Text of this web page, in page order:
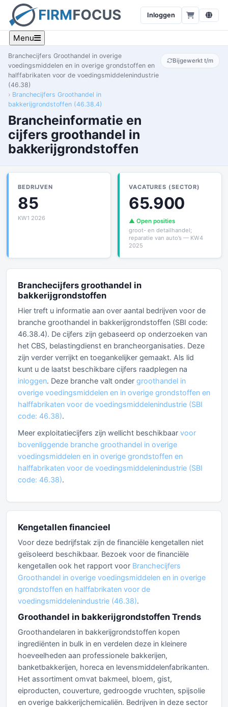
Inloggen
Menu
Branchecijfers Groothandel in overige
voedingsmiddelen en in overige grondstoffen en
halffabrikaten voor de voedingsmiddelenindustrie
(46.38)
Branchecijfers Groothandel in
bakkerijgrondstoffen (46.38.4)
Brancheinformatie en
cijfers groothandel in
bakkerijgrondstoffen
Bijgewerkt t/m
BEDRIJVEN
85
KW1 2026
VACATURES (SECTOR)
65.900
▲ Open posities
groot- en detailhandel;
reparatie van auto’s — KW4
2025
Branchecijfers groothandel in
bakkerijgrondstoffen
Hier treft u informatie aan over aantal bedrijven voor de
branche groothandel in bakkerijgrondstoffen (SBI code:
46.38.4). De cijfers zijn gebaseerd op onderzoeken van
het CBS, belastingdienst en brancheorganisaties. Deze
zijn verder verrijkt en toegankelijker gemaakt. Als lid
kunt u de laatst beschikbare cijfers raadplegen na
inloggen. Deze branche valt onder groothandel in
overige voedingsmiddelen en in overige grondstoffen en
halffabrikaten voor de voedingsmiddelenindustrie (SBI
code: 46.38).
Meer exploitatiecijfers zijn wellicht beschikbaar voor
bovenliggende branche groothandel in overige
voedingsmiddelen en in overige grondstoffen en
halffabrikaten voor de voedingsmiddelenindustrie (SBI
code: 46.38).
Kengetallen financieel
Voor deze bedrijfstak zijn de financiële kengetallen niet
geïsoleerd beschikbaar. Bezoek voor de financiële
kengetallen ook het rapport voor Branchecijfers
Groothandel in overige voedingsmiddelen en in overige
grondstoffen en halffabrikaten voor de
voedingsmiddelenindustrie (46.38).
Groothandel in bakkerijgrondstoffen Trends
Groothandelaren in bakkerijgrondstoffen kopen
ingrediënten in bulk in en verdelen deze in kleinere
hoeveelheden aan professionele bakkerijen,
banketbakkerijen, horeca en levensmiddelenfabrikanten.
Het assortiment omvat bakmeel, bloem, gist,
eiproducten, couverture, gedroogde vruchten, spijsolie
en overige bakkerijchemicaliën. Bedrijven in deze sector